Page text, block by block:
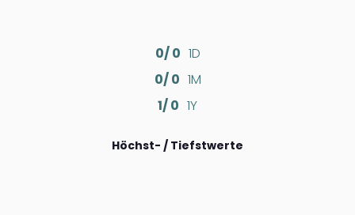
0/ 0 1D
0/ 0 1M
1/ 0 1Y
Höchst- / Tiefstwerte